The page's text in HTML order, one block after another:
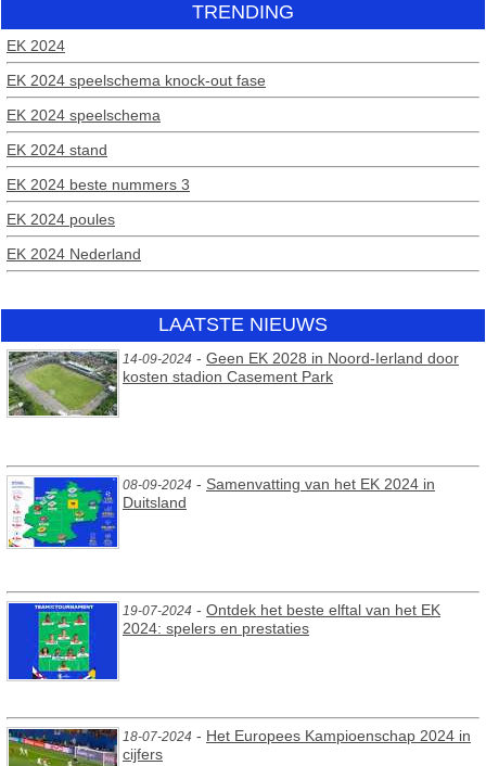
TRENDING
EK 2024
EK 2024 speelschema knock-out fase
EK 2024 speelschema
EK 2024 stand
EK 2024 beste nummers 3
EK 2024 poules
EK 2024 Nederland
LAATSTE NIEUWS
14-09-2024 - Geen EK 2028 in Noord-Ierland door
kosten stadion Casement Park
08-09-2024 - Samenvatting van het EK 2024 in
Duitsland
19-07-2024 - Ontdek het beste elftal van het EK
2024: spelers en prestaties
18-07-2024 - Het Europees Kampioenschap 2024 in
cijfers